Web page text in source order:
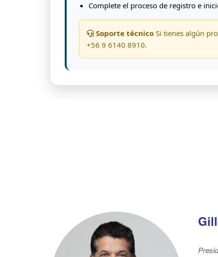
Complete el proceso de registro e
Soporte técnico Si tienes algún
+56 9 6140 8910.